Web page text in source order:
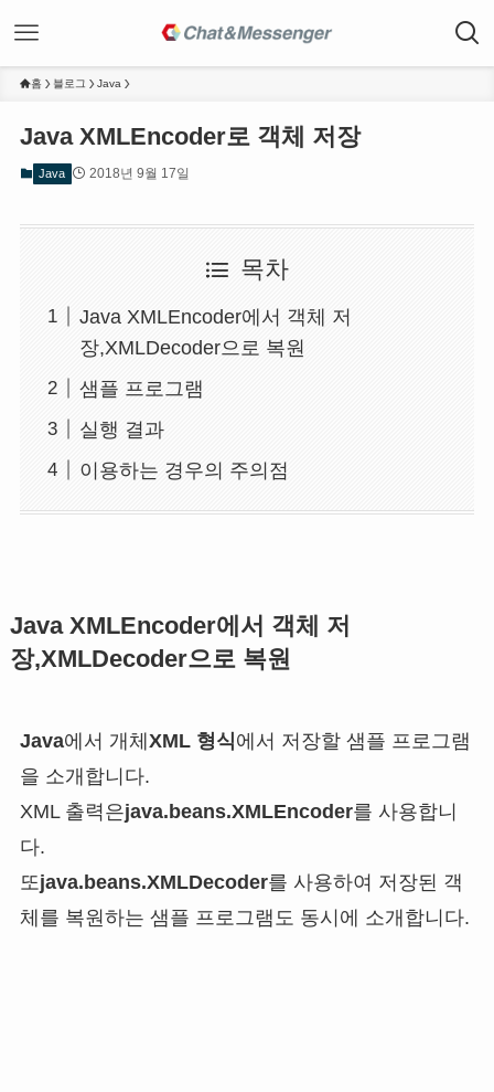
홈 블로그 Java
Java XMLEncoder로 객체 저장
Java 2018년 9월 17일
목차
Java XMLEncoder에서 객체 저
장,XMLDecoder으로 복원
샘플 프로그램
실행 결과
이용하는 경우의 주의점
Java XMLEncoder에서 객체 저
장,XMLDecoder으로 복원
Java에서 개체 XML 형식에서 저장할 샘플 프로그램
을 소개합니다.
XML 출력은java.beans.XMLEncoder를 사용합니
다.
또java.beans.XMLDecoder를 사용하여 저장된 객
체를 복원하는 샘플 프로그램도 동시에 소개합니다.